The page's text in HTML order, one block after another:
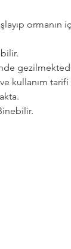
ormanın
kullanım